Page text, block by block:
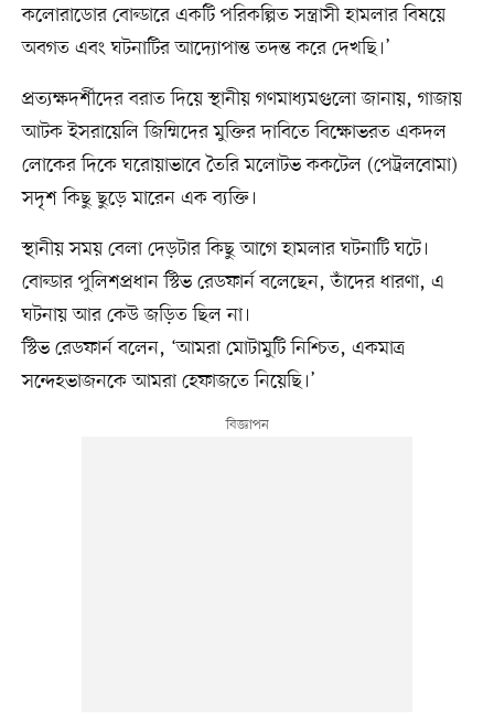
কলোরাডোর বোল্ডারে একটি পরিকল্পিত সন্ত্রাসী হামলার বিষয়ে
অবগত এবং ঘটনাটির আদ্যোপান্ত তদন্ত করে দেখছি।’
প্রত্যক্ষদর্শীদের বরাত দিয়ে স্থানীয় গণমাধ্যমগুলো জানায়, গাজায়
আটক ইসরায়েলি জিম্মিদের মুক্তির দাবিতে বিক্ষোভরত একদল
লোকের দিকে ঘরোয়াভাবে তৈরি মলোটভ ককটেল (পেট্রলবোমা)
সদৃশ কিছু ছুড়ে মারেন এক ব্যক্তি।
স্থানীয় সময় বেলা দেড়টার কিছু আগে হামলার ঘটনাটি ঘটে।
বোল্ডার পুলিশপ্রধান স্টিভ রেডফার্ন বলেছেন, তাঁদের ধারণা, এ
ঘটনায় আর কেউ জড়িত ছিল না।
স্টিভ রেডফার্ন বলেন, ‘আমরা মোটামুটি নিশ্চিত, একমাত্র
সন্দেহভাজনকে আমরা হেফাজতে নিয়েছি।’